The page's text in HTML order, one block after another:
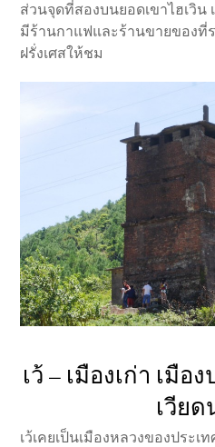
ส่วนจุดที่สองบนยอดเขาไฮเวิน
มีร้านกาแฟและร้านขายของที่ร
ฝรั่งเศสให้ชม
เว้ – เมืองเก่า เมื
เวีย
เว้เคยเป็นเมืองหลวงของประเ